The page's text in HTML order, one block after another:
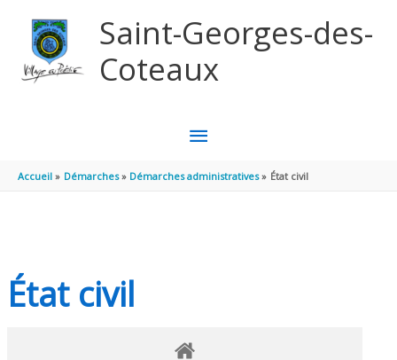
Saint-Georges-des-
Coteaux
MENU
PRINCIPAL
Accueil Démarches Démarches administratives État civil
État civil